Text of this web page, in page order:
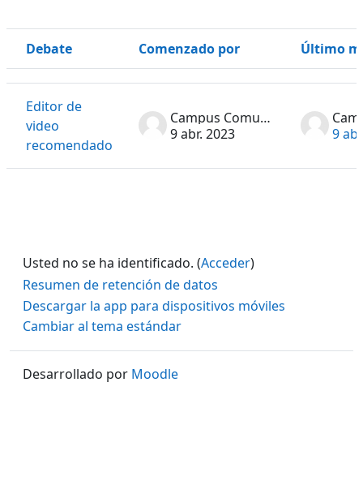
Estado
Debate Comenzado por Último
Editor de
video
recomendado
Campus Comunicación de Calidad
9 abr. 2023
9
Usted no se ha identificado. (Acceder)
Resumen de retención de datos
Descargar la app para dispositivos móviles
Cambiar al tema estándar
Desarrollado por Moodle